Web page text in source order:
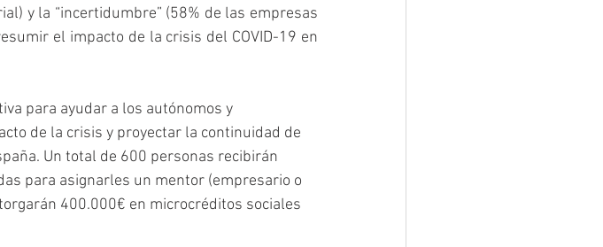
y la “incertidumbre” (58% de las empresas
el impacto de la crisis del COVID-19 en
para ayudar a los autónomos y
de la crisis y proyectar la continuidad de
Un total de 600 personas recibirán
para asignarles un mentor (empresario o
400.000€ en microcréditos sociales